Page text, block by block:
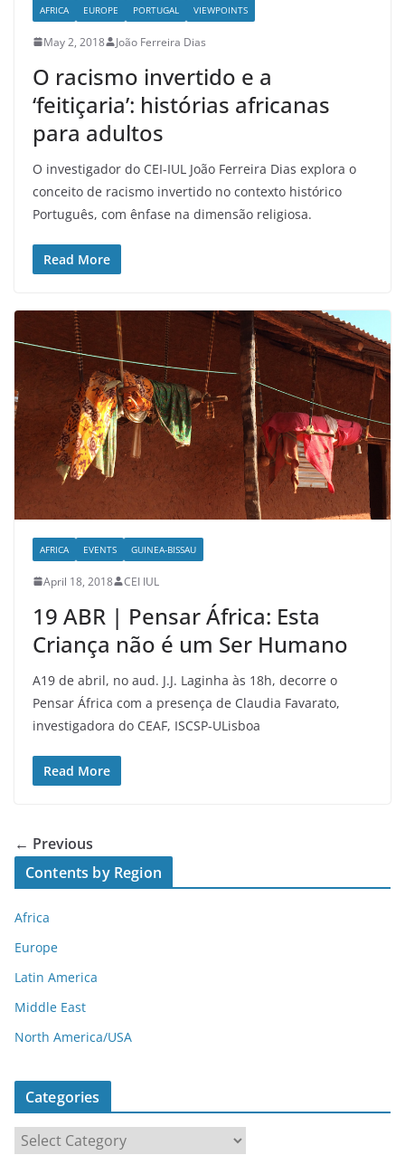
AFRICA EUROPE PORTUGAL VIEWPOINTS
May 2, 2018 João Ferreira Dias
O racismo invertido e a
‘feitiçaria’: histórias africanas
para adultos
O investigador do CEI-IUL João Ferreira Dias explora o
conceito de racismo invertido no contexto histórico
Português, com ênfase na dimensão religiosa.
Read More
AFRICA EVENTS GUINEA-BISSAU
April 18, 2018 CEI IUL
19 ABR | Pensar África: Esta
Criança não é um Ser Humano
A19 de abril, no aud. J.J. Laginha às 18h, decorre o
Pensar África com a presença de Claudia Favarato,
investigadora do CEAF, ISCSP-ULisboa
Read More
← Previous
Contents by Region
Africa
Europe
Latin America
Middle East
North America/USA
Categories